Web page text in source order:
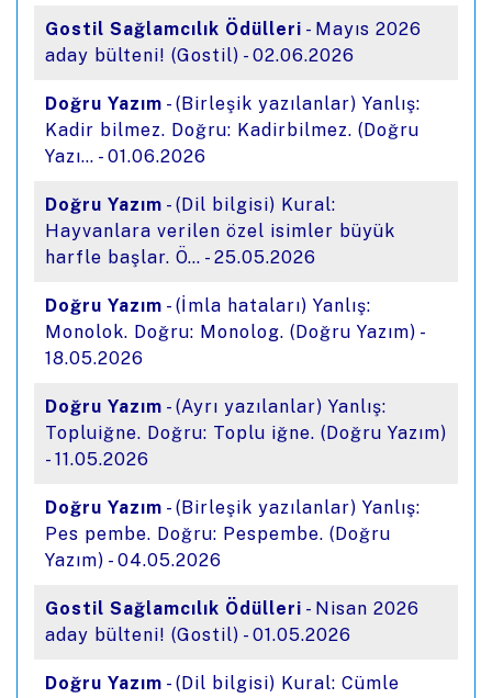
Gostil Sağlamcılık Ödülleri - Mayıs 2026
aday bülteni! (Gostil) - 02.06.2026
Doğru Yazım - (Birleşik yazılanlar) Yanlış:
Kadir bilmez. Doğru: Kadirbilmez. (Doğru
Yazı… - 01.06.2026
Doğru Yazım - (Dil bilgisi) Kural:
Hayvanlara verilen özel isimler büyük
harfle başlar. Ö… - 25.05.2026
Doğru Yazım - (İmla hataları) Yanlış:
Monolok. Doğru: Monolog. (Doğru Yazım) -
18.05.2026
Doğru Yazım - (Ayrı yazılanlar) Yanlış:
Topluiğne. Doğru: Toplu iğne. (Doğru Yazım)
- 11.05.2026
Doğru Yazım - (Birleşik yazılanlar) Yanlış:
Pes pembe. Doğru: Pespembe. (Doğru
Yazım) - 04.05.2026
Gostil Sağlamcılık Ödülleri - Nisan 2026
aday bülteni! (Gostil) - 01.05.2026
Doğru Yazım - (Dil bilgisi) Kural: Cümle